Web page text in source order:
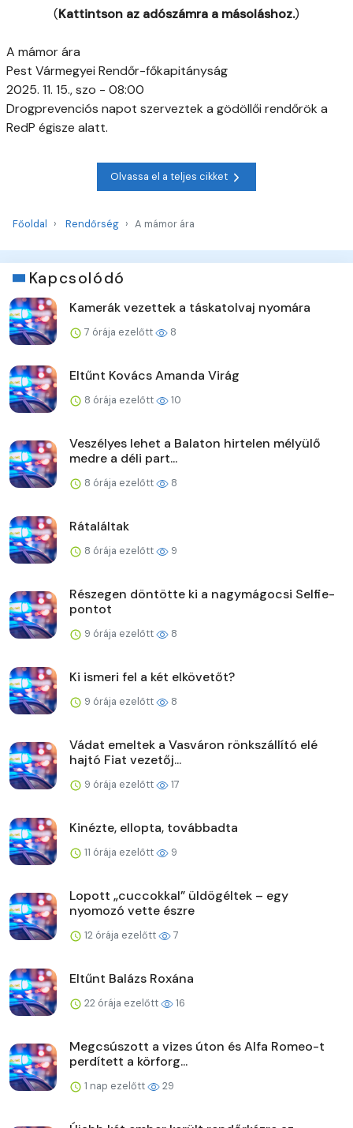
(Kattintson az adószámra a másoláshoz.)
A mámor ára
Pest Vármegyei Rendőr-főkapitányság
2025. 11. 15., szo - 08:00
Drogprevenciós napot szerveztek a gödöllői rendőrök a
RedP égisze alatt.
Olvassa el a teljes cikket
Főoldal Rendőrség A mámor ára
Kapcsolódó
Kamerák vezettek a táskatolvaj nyomára
7 órája ezelőtt 8
Eltűnt Kovács Amanda Virág
8 órája ezelőtt 10
Veszélyes lehet a Balaton hirtelen mélyülő
medre a déli part...
8 órája ezelőtt 8
Rátaláltak
8 órája ezelőtt 9
Részegen döntötte ki a nagymágocsi Selfie-
pontot
9 órája ezelőtt 8
Ki ismeri fel a két elkövetőt?
9 órája ezelőtt 8
Vádat emeltek a Vasváron rönkszállító elé
hajtó Fiat vezetőj...
9 órája ezelőtt 17
Kinézte, ellopta, továbbadta
11 órája ezelőtt 9
Lopott „cuccokkal” üldögéltek – egy
nyomozó vette észre
12 órája ezelőtt 7
Eltűnt Balázs Roxána
22 órája ezelőtt 16
Megcsúszott a vizes úton és Alfa Romeo-t
perdített a körforg...
1 nap ezelőtt 29